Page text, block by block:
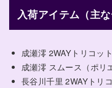
入荷アイテム（主な
成瀬澪 2WAYトリコッ
成瀬澪 スムース（ポリ
長谷川千里 2WAYトリ